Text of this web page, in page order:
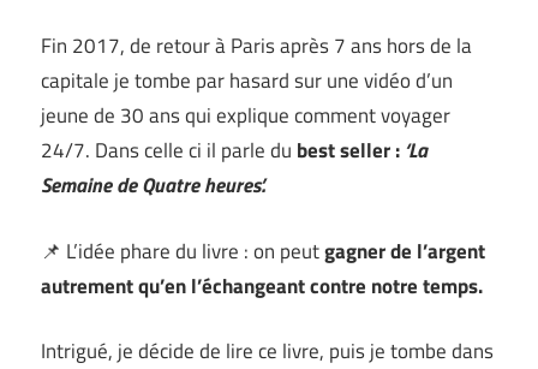
Fin 2017, de retour à Paris après 7 ans hors de la
capitale je tombe par hasard sur une vidéo d’un
jeune de 30 ans qui explique comment voyager
24/7. Dans celle ci il parle du best seller :‘La
Semaine de Quatre heures’.
📌 L’idée phare du livre : on peutgagner de l’argent
autrement qu’en l’échangeant contre notre temps.
Intrigué, je décide de lire ce livre, puis je tombe dans